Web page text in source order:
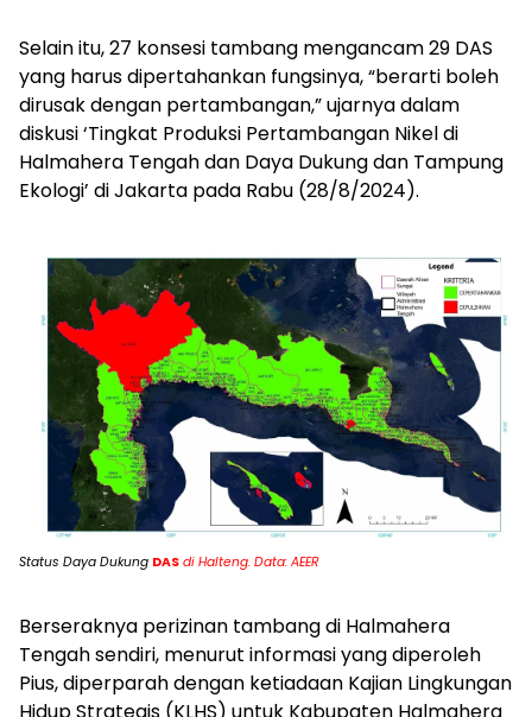
Selain itu, 27 konsesi tambang mengancam 29 DAS
yang harus dipertahankan fungsinya,“berarti boleh
dirusak dengan pertambangan,” ujarnya dalam
diskusi ‘Tingkat Produksi Pertambangan Nikel di
Halmahera Tengah dan Daya Dukung dan Tampung
Ekologi’ di Jakarta pada Rabu (28/8/2024).
Status Daya Dukung DAS di Halteng. Data: AEER
Berseraknya perizinan tambang di Halmahera
Tengah sendiri, menurut informasi yang diperoleh
Pius, diperparah dengan ketiadaan Kajian Lingkungan
Hidup Strategis (KLHS) untuk Kabupaten Halmahera